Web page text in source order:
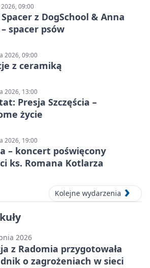
09:00
z DogSchool & Anna
spacer psów
2026, 09:00
z ceramiką
2026, 13:00
Presja Szczęścia –
życie
2026, 19:00
– koncert poświęcony
ks. Romana Kotlarza
Kolejne wydarzenia
2026
z Radomia przygotowała
o zagrożeniach w sieci